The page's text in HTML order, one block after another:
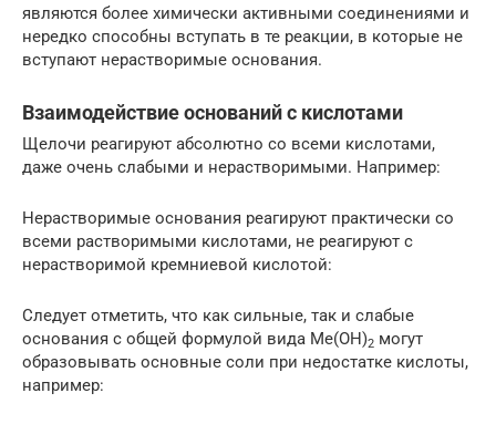
являются более химически активными соединениями и
нередко способны вступать в те реакции, в которые не
вступают нерастворимые основания.
Взаимодействие оснований с кислотами
Щелочи реагируют абсолютно со всеми кислотами,
даже очень слабыми и нерастворимыми. Например:
Нерастворимые основания реагируют практически со
всеми растворимыми кислотами, не реагируют с
нерастворимой кремниевой кислотой:
Следует отметить, что как сильные, так и слабые
основания с общей формулой вида Me(OH)2 могут
образовывать основные соли при недостатке кислоты,
например: